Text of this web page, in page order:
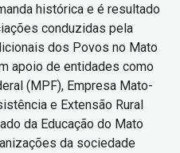
histórica e é resultado
conduzidas pela
dos Povos no Mato
apoio de entidades como
(MPF), Empresa Mato-
e Extensão Rural
da Educação do Mato
da sociedade